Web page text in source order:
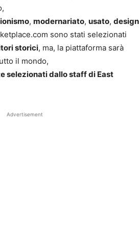
, modernariato, usato, design
sono stati selezionati
storici, ma, la piattaforma sarà
il mondo,
selezionati dallo staff di East
Advertisement